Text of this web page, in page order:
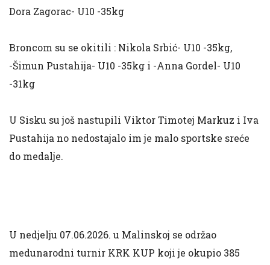
Dora Zagorac- U10 -35kg
Broncom su se okitili : Nikola Srbić- U10 -35kg,
-Šimun Pustahija- U10 -35kg i -Anna Gordel- U10
-31kg
U Sisku su još nastupili Viktor Timotej Markuz i Iva
Pustahija no nedostajalo im je malo sportske sreće
do medalje.
U nedjelju 07.06.2026. u Malinskoj se održao
medunarodni turnir KRK KUP koji je okupio 385